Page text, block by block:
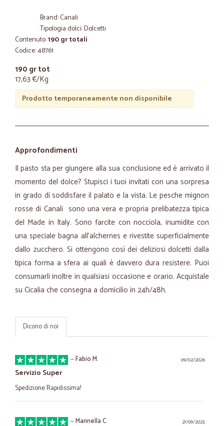
Brand: Canali
Tipologia dolci: Dolcetti
Contenuto:190 gr totali
Codice: 48761
190 gr tot
17,63 €/Kg
Prodotto temporaneamente non disponibile
Approfondimenti
Il pasto sta per giungere alla sua conclusione ed è arrivato il
momento del dolce? Stupisci i tuoi invitati con una sorpresa
in grado di soddisfare il palato e la vista. Le pesche mignon
rosse di Canali sono una vera e propria prelibatezza tipica
del Made in Italy. Sono farcite con nocciola, inumidite con
una speciale bagna all'alchernes e rivestite superficialmente
dallo zucchero. Si ottengono così dei deliziosi dolcetti dalla
tipica forma a sfera ai quali è davvero dura resistere. Puoi
consumarli inoltre in qualsiasi occasione e orario. Acquistale
su Cicalia che consegna a domicilio in 24h/48h.
Dicono di noi
09/02/2026
—Fabio M.
Servizio Super
Spedizione Rapidissima!
21/09/2025
—Marinella C.